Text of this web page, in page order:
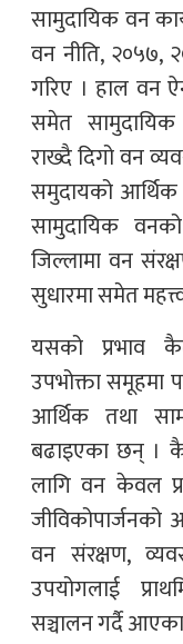
सामुदायिक वन
वन नीति, २०५७,
गरिए । हाल वन
समेत सामुदायिक
राख्दै दिगो वन
समुदायको
सामुदायिक
जिल्लामा वन
सुधारमा समेत
यसको प्रभाव
उपभोक्ता समूहमा
आर्थिक तथा
बढाइएका छन् ।
लागि वन केवल
वन संरक्षण,
उपयोगलाई
सञ्चालन गर्दै